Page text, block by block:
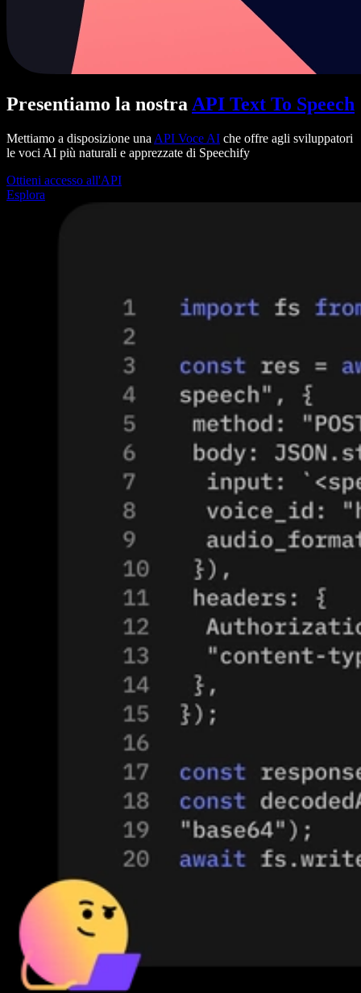
Presentiamo la nostra API Text To Speech
Mettiamo a disposizione una API Voce AI che offre agli sviluppatori
le voci AI più naturali e apprezzate di Speechify
Ottieni accesso all'API
Esplora